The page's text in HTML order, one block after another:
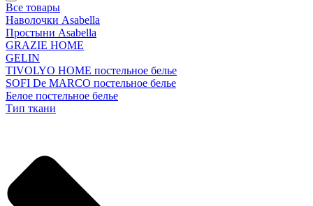
Все товары
Наволочки Asabella
Простыни Asabella
GRAZIE HOME
GELIN
TIVOLYO HOME постельное белье
SOFI De MARCO постельное белье
Белое постельное белье
Тип ткани